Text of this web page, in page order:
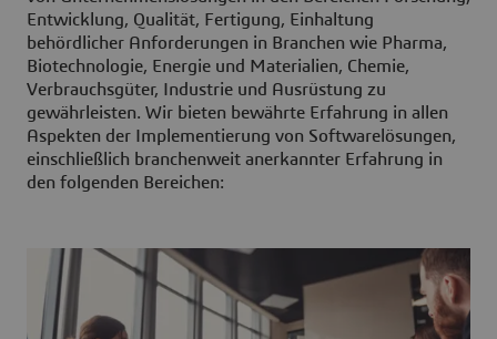
Entwicklung, Qualität, Fertigung, Einhaltung
behördlicher Anforderungen in Branchen wie Pharma,
Biotechnologie, Energie und Materialien, Chemie,
Verbrauchsgüter, Industrie und Ausrüstung zu
gewährleisten. Wir bieten bewährte Erfahrung in allen
Aspekten der Implementierung von Softwarelösungen,
einschließlich branchenweit anerkannter Erfahrung in
den folgenden Bereichen: